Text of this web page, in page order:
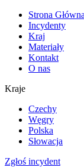
Strona Główna
Incydenty
Kraj
Materiały
Kontakt
O nas
Kraje
Czechy
Węgry
Polska
Słowacja
Zgłoś incydent